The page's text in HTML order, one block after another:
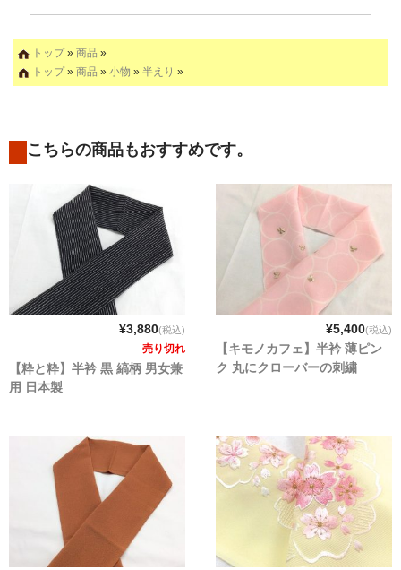
トップ» 商品 »
トップ» 商品 » 小物 » 半えり »
こちらの商品もおすすめです。
¥3,880(税込)
売り切れ
【粋と粋】半衿 黒 縞柄 男女兼
用 日本製
¥5,400(税込)
【キモノカフェ】半衿 薄ピン
ク 丸にクローバーの刺繍